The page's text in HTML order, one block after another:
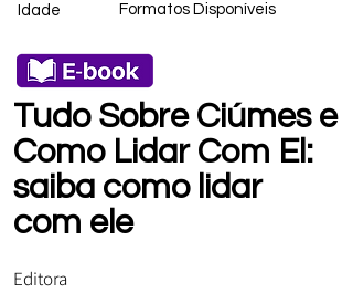
Idade Formatos Disponíveis
Tudo Sobre Ciúmes e
Como Lidar Com El:
saiba como lidar
com ele
Editora